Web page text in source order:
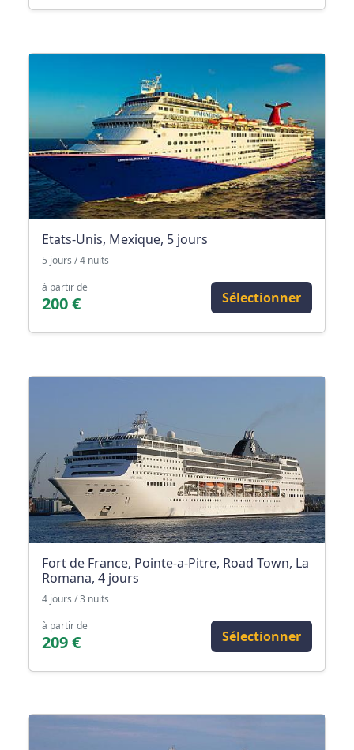
Etats-Unis, Mexique, 5 jours
5 jours / 4 nuits
à partir de
200 € Sélectionner
Fort de France, Pointe-a-Pitre, Road Town, La
Romana, 4 jours
4 jours / 3 nuits
à partir de
209 € Sélectionner